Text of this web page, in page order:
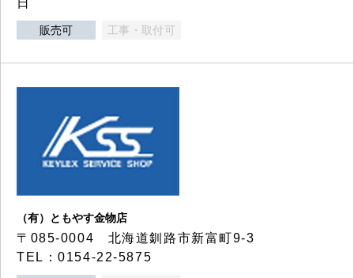
日
販売可 工事・取付可
（有）ともやす金物店
〒085-0004 北海道釧路市新富町9-3
TEL：0154-22-5875